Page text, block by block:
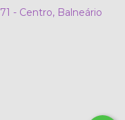
- Centro, Balneário